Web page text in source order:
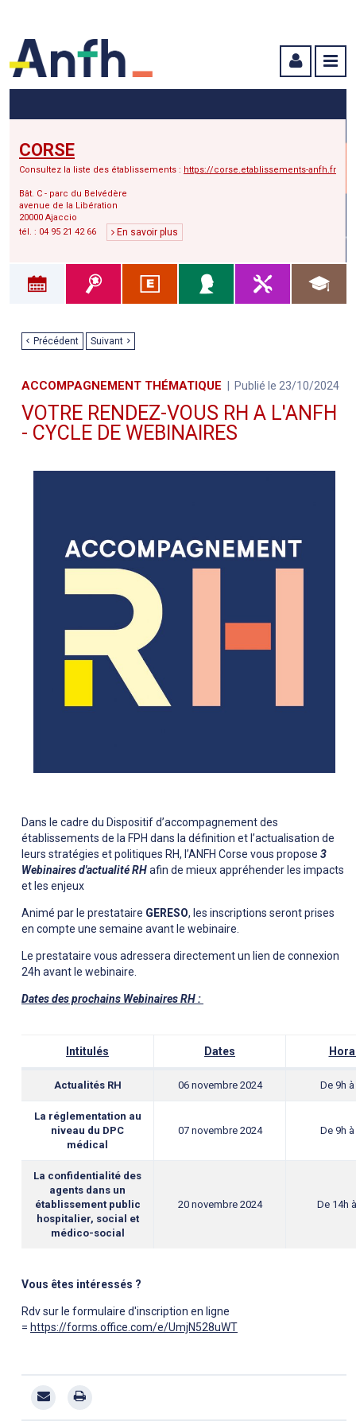
CORSE
Consultez la liste des établissements : https://corse.etablissements-anfh.fr
Bât. C - parc du Belvédère
avenue de la Libération
20000 Ajaccio
tél. : 04 95 21 42 66
En savoir plus
Précédent Suivant
ACCOMPAGNEMENT THÉMATIQUE Publié le 23/10/2024
VOTRE RENDEZ-VOUS RH A L'ANFH
- CYCLE DE WEBINAIRES
Dans le cadre du Dispositif d’accompagnement des
établissements de la FPH dans la définition et l’actualisation de
leurs stratégies et politiques RH, l’ANFH Corse vous propose 3
Webinaires d'actualité RHafin de mieux appréhender les impacts
et les enjeux
Animé par le prestataire GERESO, les inscriptions seront prises
en compte une semaine avant le webinaire.
Le prestataire vous adressera directement un lien de connexion
24h avant le webinaire.
Dates des prochains Webinaires RH :
Intitulés Dates
Actualités RH 06 novembre 2024 De 9h
La réglementation au
niveau du DPC
médical
07 novembre 2024 De 9h
La confidentialité des
agents dans un
établissement public
hospitalier, social et
médico-social
20 novembre 2024 De 14h
Vous êtes intéressés ?
Rdv sur le formulaire d'inscription en ligne
= https://forms.office.com/e/UmjN528uWT